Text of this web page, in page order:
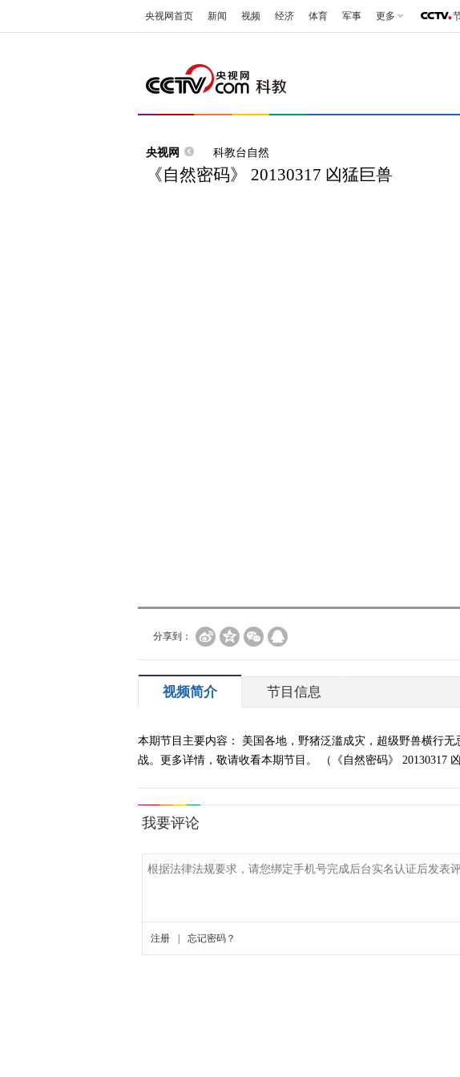
央视网首页 新闻 视频 经济 体育 军事 更多
央视网 科教台自然
《自然密码》 20130317 凶猛巨兽
分享到：
视频简介 节目信息
本期节目主要内容： 美国各地，野猪泛滥成灾，超级野兽横行
战。更多详情，敬请收看本期节目。 （《自然密码》 20130317 凶